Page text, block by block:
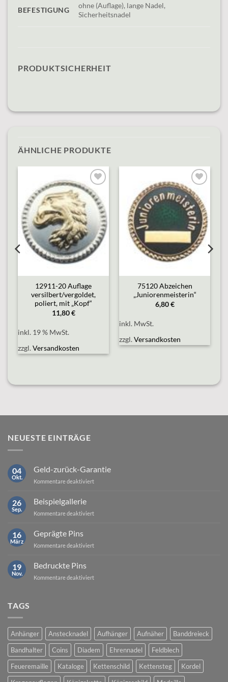
BEFESTIGUNG
ohne (Auflage), lange Nadel,
Sicherheitsnadel
PRODUKTSICHERHEIT
ÄHNLICHE PRODUKTE
Add to
wishlist
12911-20 Auflage
versilbert/vergoldet,
poliert, mit „Kopf“
11,80€
inkl. 19 % MwSt.
zzgl.Versandkosten
Add to
wishlist
75120 Abzeichen
„Juniorenmeisterin“
6,80€
inkl. MwSt.
zzgl.Versandkosten
NEUESTE EINTRÄGE
04
Okt.
Geld-zurück-Garantie
Kommentare deaktiviertfür
26
Sep.
Beispielgallerie
Kommentare deaktiviertfür
16
März
Geprägte Pins
Kommentare deaktiviertfür
19
Nov.
Bedruckte Pins
Kommentare deaktiviertfür
TAGS
Anhänger Anstecknadel Aufhänger Aufnäher
Banddreieck
Bandhalter
Coins Diadem Ehrennadel
Feldblech
Feueremaille
Kataloge Kettenschild Kettensteg
Kordel